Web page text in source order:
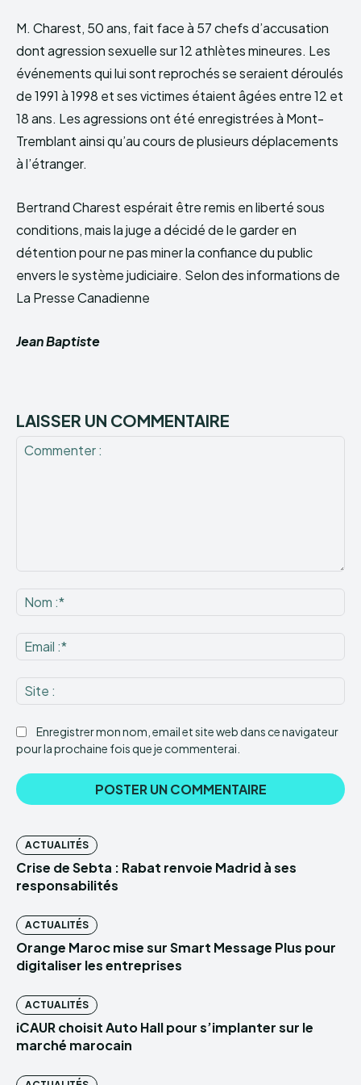
M. Charest, 50 ans, fait face à 57 chefs d’accusation
dont agression sexuelle sur 12 athlètes mineures. Les
événements qui lui sont reprochés se seraient déroulés
de 1991 à 1998 et ses victimes étaient âgées entre 12 et
18 ans. Les agressions ont été enregistrées à Mont-
Tremblant ainsi qu’au cours de plusieurs déplacements
à l’étranger.
Bertrand Charest espérait être remis en liberté sous
conditions, mais la juge a décidé de le garder en
détention pour ne pas miner la confiance du public
envers le système judiciaire. Selon des informations de
La Presse Canadienne
Jean Baptiste
LAISSER UN COMMENTAIRE
:*
:*
:
Enregistrer mon nom, email et site web dans ce navigateur
pour la prochaine fois que je commenterai.
ACTUALITÉS
Crise de Sebta : Rabat renvoie Madrid à ses
responsabilités
ACTUALITÉS
Orange Maroc mise sur Smart Message Plus pour
digitaliser les entreprises
ACTUALITÉS
iCAUR choisit Auto Hall pour s’implanter sur le
marché marocain